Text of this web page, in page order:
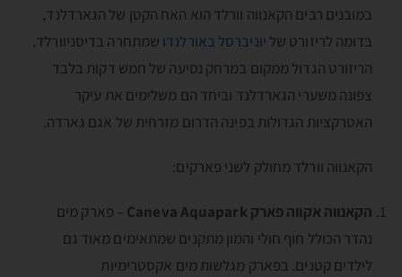
במובנים רבים הקאנווה וורלד הוא האח הקטן של הגארדלנד,
בדומה לריזורט של יוניברסל באורלנדו שמתחרה בדיסניוורלד.
הריזורט הגדול ממקום במרחק נסיעה של חמש דקות בלבד
צפונה משערי הגארדלנד וביחד הם משלימים את עיקר
האטרקציות הגדולות בפינה הדרום מזרחית של אגם גארדה.
הקאנווה וורלד מחולק לשני פארקים:
הקאנווה אקווה פארק Caneva Aquapark
– פארק מים
נהדר הכולל חוף חולי והמון מתקנים שמתאימים מאוד גם
לילדים קטנים. בפארק מגלשות מים אקסטרימיות